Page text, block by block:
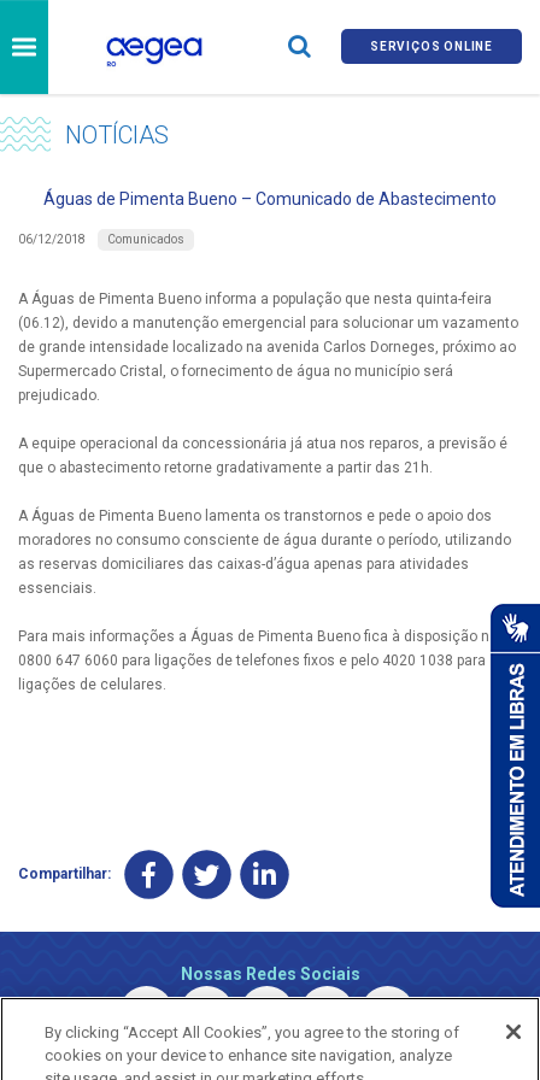
SERVIÇOS ONLINE
NOTÍCIAS
Águas de Pimenta Bueno – Comunicado de Abastecimento
06/12/2018 Comunicados
A Águas de Pimenta Bueno informa a população que nesta quinta-feira
(06.12), devido a manutenção emergencial para solucionar um vazamento
de grande intensidade localizado na avenida Carlos Dorneges, próximo ao
Supermercado Cristal, o fornecimento de água no município será
prejudicado.
A equipe operacional da concessionária já atua nos reparos, a previsão é
que o abastecimento retorne gradativamente a partir das 21h.
A Águas de Pimenta Bueno lamenta os transtornos e pede o apoio dos
moradores no consumo consciente de água durante o período, utilizando
as reservas domiciliares das caixas-d’água apenas para atividades
essenciais.
Para mais informações a Águas de Pimenta Bueno fica à disposição no
0800 647 6060 para ligações de telefones fixos e pelo 4020 1038 para
ligações de celulares.
Compartilhar:
Nossas Redes Sociais
By clicking “Accept All Cookies”, you agree to the storing of
cookies on your device to enhance site navigation, analyze